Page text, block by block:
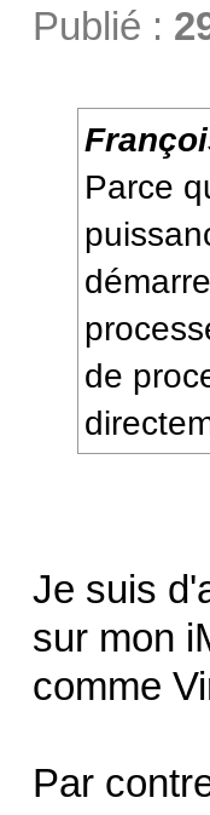
Publié :
Parce
de
Je suis
sur mon
comme
Par